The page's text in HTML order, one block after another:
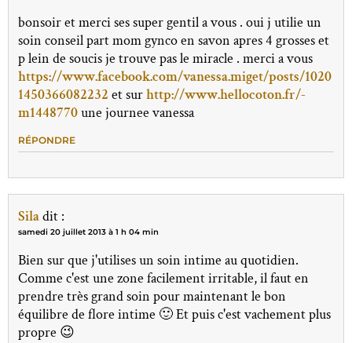
bonsoir et merci ses super gentil a vous . oui j utilie un
soin conseil part mom gynco en savon apres 4 grosses et
p lein de soucis je trouve pas le miracle . merci a vous
https://www.facebook.com/vanessa.miget/posts/1020
1450366082232 et surhttp://www.hellocoton.fr/-
m1448770une journee vanessa
RÉPONDRE
Siladit :
samedi 20 juillet 2013 à 1 h 04 min
Bien sur que j'utilises un soin intime au quotidien.
Comme c'est une zone facilement irritable, il faut en
prendre très grand soin pour maintenant le bon
équilibre de flore intime 🙂 Et puis c'est vachement plus
propre 😉